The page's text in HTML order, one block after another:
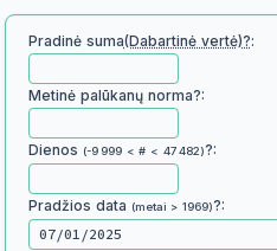
Pradinė suma(Dabartinė vertė)?:
Metinė palūkanų norma?:
Dienos (-9 999 < # < 47 482)?:
Pradžios data (metai > 1969)?: